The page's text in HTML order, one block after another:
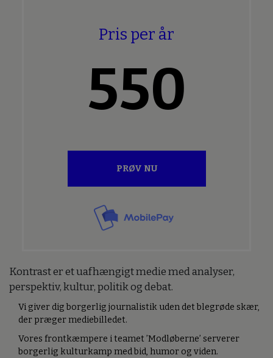
Pris per år
550
PRØV NU
Kontrast er et uafhængigt medie med analyser,
perspektiv, kultur, politik og debat.
Vi giver dig borgerlig journalistik uden det blegrøde skær,
der præger mediebilledet.
Vores frontkæmpere i teamet ’Modløberne’ serverer
borgerlig kulturkamp med bid, humor og viden.